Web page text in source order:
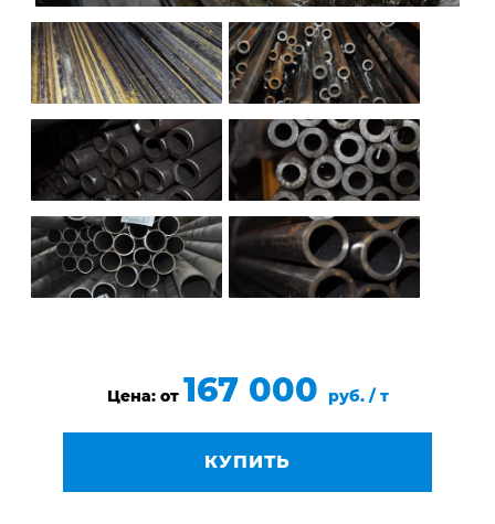
Цена: от 167 000 руб. / т
КУПИТЬ